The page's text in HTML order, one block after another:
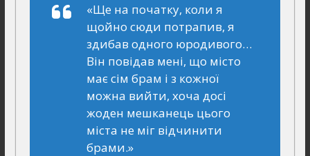
«Ще на початку, коли я
щойно сюди потрапив, я
здибав одного юродивого…
Він повідав мені, що місто
має сім брам і з кожної
можна вийти, хоча досі
жоден мешканець цього
міста не міг відчинити
брами.»